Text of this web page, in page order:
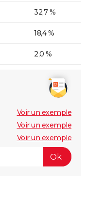
32,7 %
18,4 %
2,0 %
Voir un exemple
Voir un exemple
Voir un exemple